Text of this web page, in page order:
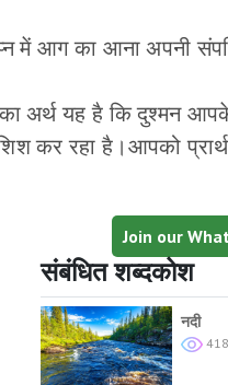
में आग का आना अपनी
अर्थ यह है कि दुश्मन
कर रहा है।आपको
Join our
संबंधित शब्दकोश
नदी